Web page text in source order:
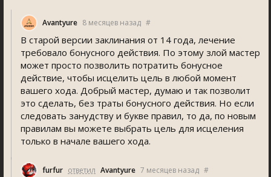
Avantyure 8 месяцев назад #
В старой версии заклинания от 14 года, лечение
требовало бонусного действия. По этому злой мастер
может просто позволить потратить бонусное
действие, чтобы исцелить цель в любой момент
вашего хода. Добрый мастер, думаю и так позволит
это сделать, без траты бонусного действия. Но если
следовать занудству и букве правил, то да, по новым
правилам вы можете выбрать цель для исцеления
только в начале вашего хода.
furfur ответил Avantyure 7 месяцев назад #